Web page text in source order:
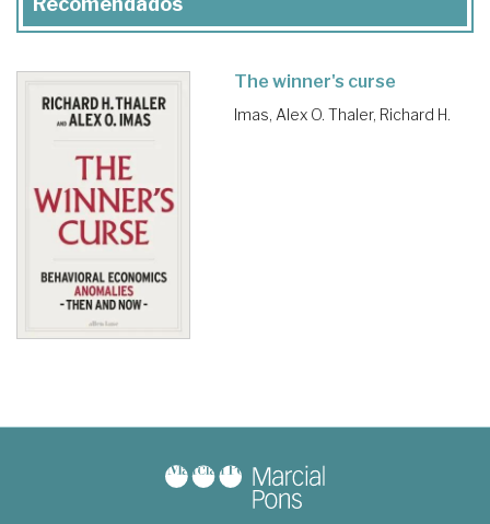
The winner's curse
Imas, Alex O. Thaler, Richard H.